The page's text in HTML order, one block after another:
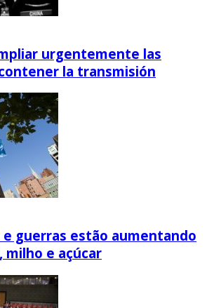
urgentemente las
la transmisión
guerras estão aumentando
e açúcar